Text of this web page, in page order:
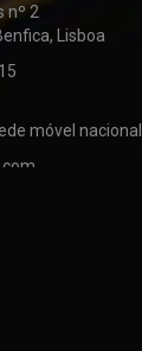
nº 2
Lisboa
móvel
outros cookies
que poderá